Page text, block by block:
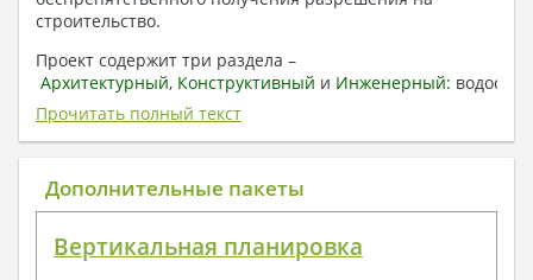
строительство.
Проект содержит три раздела –
Архитектурный, Конструктивный и Инженерный:
отопление, вентиляция, канализация,
электроснабжение (приобретается за дополнительную
плату) + Пояснительная записка.
1. Архитектурный раздел:
План координационных осей
Прочитать полный текст
Дополнительные пакеты
Вертикальная планировка